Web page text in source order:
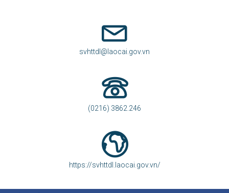
svhttdl@laocai.gov.vn
(0216) 3862.246
https://svhttdl.laocai.gov.vn/